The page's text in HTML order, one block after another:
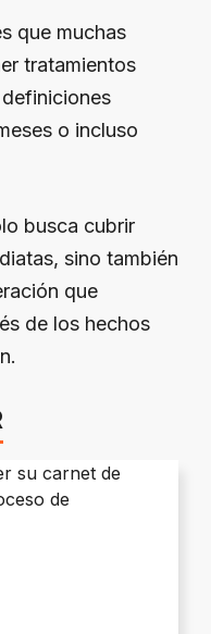
que muchas
tratamientos
o incluso
busca cubrir
sino también
que
de los hechos